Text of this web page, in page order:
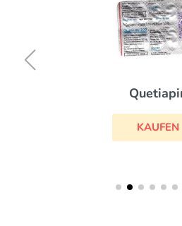
KAUFEN